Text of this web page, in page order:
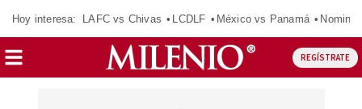
Hoy interesa: LAFC vs Chivas LCDLF México vs Panamá
REGÍSTRATE